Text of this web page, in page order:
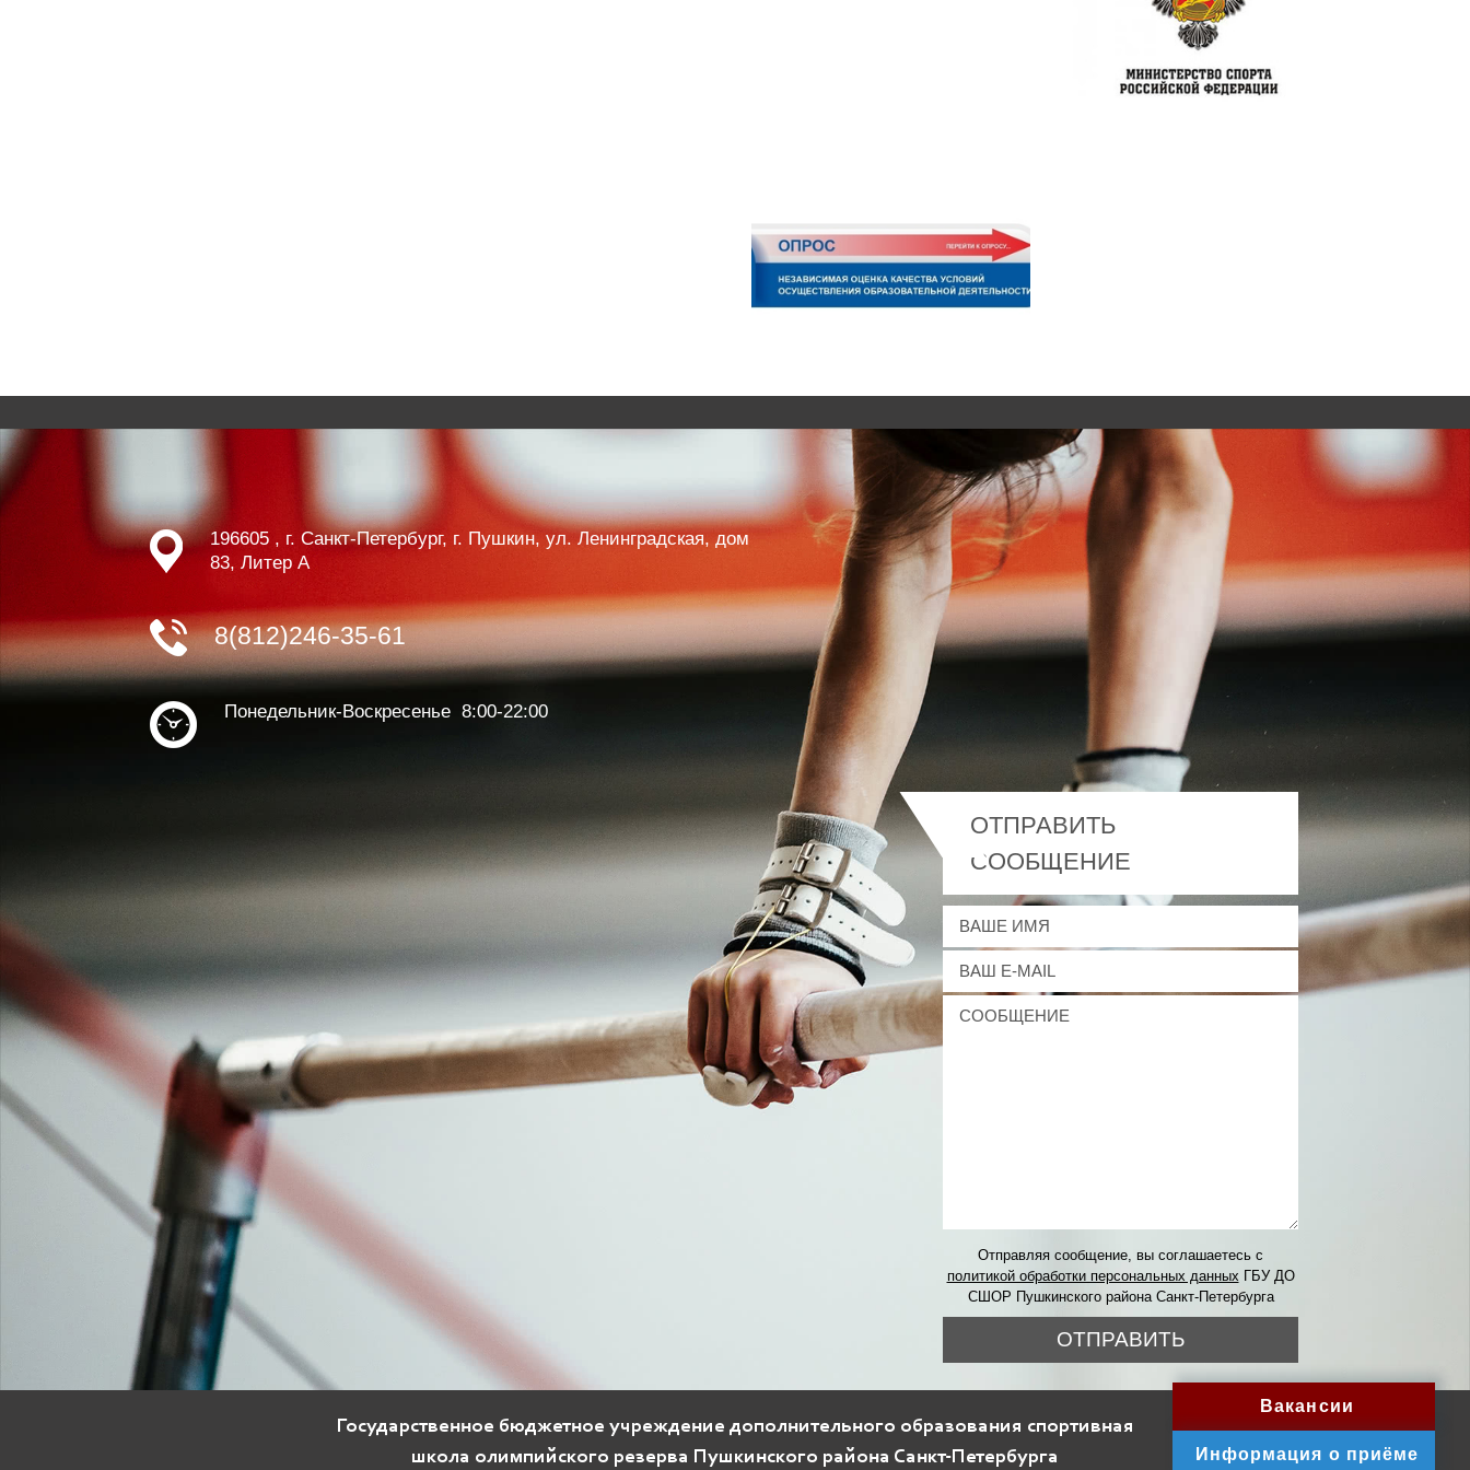
196605 , г. Санкт-Петербург, г. Пушкин, ул. Ленинградская, дом
83, Литер А
8(812)246-35-61
Понедельник-Воскресенье 8:00-22:00
ОТПРАВИТЬ
СООБЩЕНИЕ
Отправляя сообщение, вы соглашаетесь с
политикой обработки персональных данных ГБУ ДО
СШОР Пушкинского района Санкт-Петербурга
ОТПРАВИТЬ
Государственное бюджетное учреждение дополнительного образования спортивная
школа олимпийского резерва Пушкинского района Санкт-Петербурга
Вакансии
Информация о приёме